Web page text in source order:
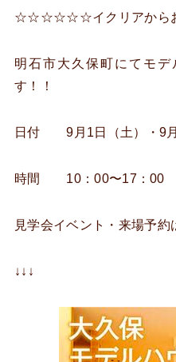
☆☆☆☆☆☆イクリアか
明石市大久保町にてモデ
す！！
日付 9月1日（土）・9月
時間 10：00〜17：00
見学会イベント・来場予約
↓↓↓